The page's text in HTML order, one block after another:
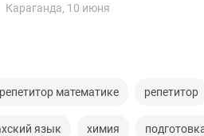
Караганда, 10 июня
репетитор математике репетитор
язык химия